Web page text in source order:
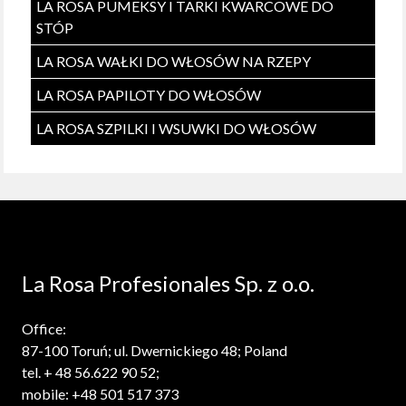
LA ROSA PUMEKSY I TARKI KWARCOWE DO
STÓP
LA ROSA WAŁKI DO WŁOSÓW NA RZEPY
LA ROSA PAPILOTY DO WŁOSÓW
LA ROSA SZPILKI I WSUWKI DO WŁOSÓW
La Rosa Profesionales Sp. z o.o.
Office:
87-100 Toruń; ul. Dwernickiego 48; Poland
tel. + 48 56.622 90 52;
mobile: +48 501 517 373